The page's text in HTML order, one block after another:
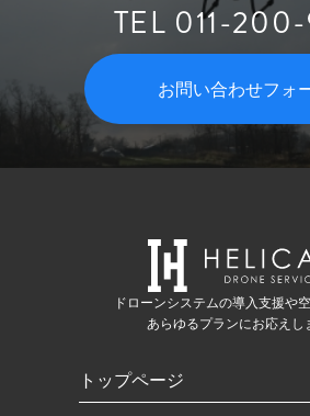
TEL 011-
お問い合わせフォ
ドローンシステムの導入支援や
あらゆるプランにお応えし
トップページ